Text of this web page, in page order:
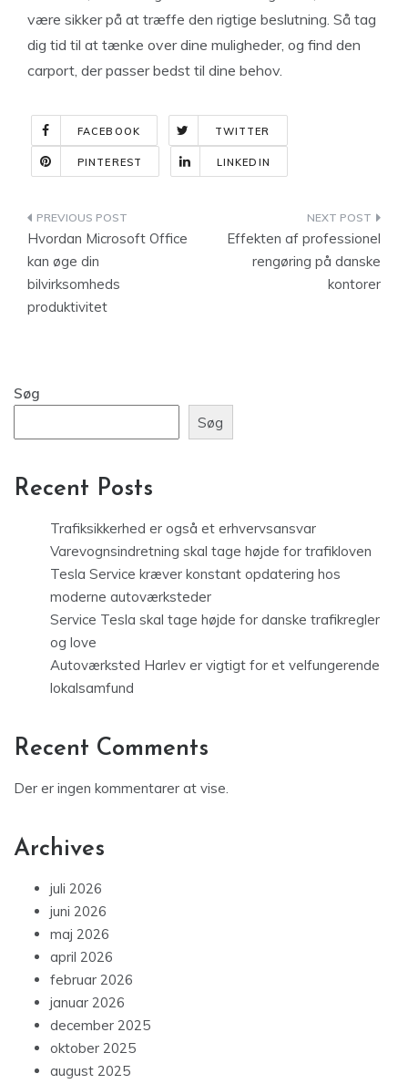
være sikker på at træffe den rigtige beslutning. Så tag
dig tid til at tænke over dine muligheder, og find den
carport, der passer bedst til dine behov.
FACEBOOK TWITTER
PINTEREST LINKEDIN
Indlægsnavigation
Hvordan Microsoft Office
kan øge din
bilvirksomheds
produktivitet
Effekten af professionel
rengøring på danske
kontorer
Søg
Søg
Recent Posts
Trafiksikkerhed er også et erhvervsansvar
Varevognsindretning skal tage højde for trafikloven
Tesla Service kræver konstant opdatering hos
moderne autoværksteder
Service Tesla skal tage højde for danske trafikregler
og love
Autoværksted Harlev er vigtigt for et velfungerende
lokalsamfund
Recent Comments
Der er ingen kommentarer at vise.
Archives
juli 2026
juni 2026
maj 2026
april 2026
februar 2026
januar 2026
december 2025
oktober 2025
august 2025